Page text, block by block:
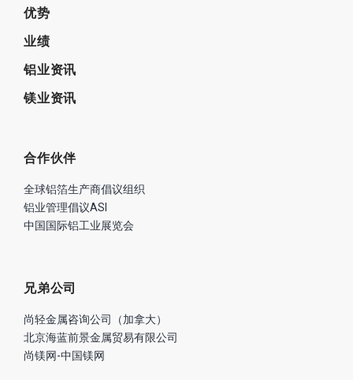
优势
业绩
铝业资讯
镁业资讯
合作伙伴
全球铝箔生产商倡议组织
铝业管理倡议ASI
中国国际铝工业展览会
兄弟公司
尚轻金属咨询公司（加拿大）
北京海蓝前景金属贸易有限公司
尚镁网-中国镁网